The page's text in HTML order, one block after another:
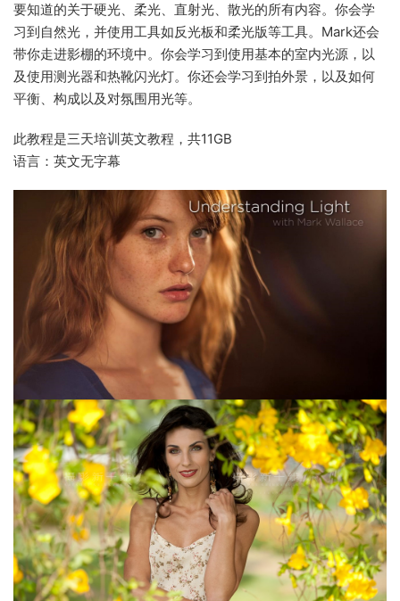
要知道的关于硬光、柔光、直射光、散光的所有内容。你会学
习到自然光，并使用工具如反光板和柔光版等工具。Mark还会
带你走进影棚的环境中。你会学习到使用基本的室内光源，以
及使用测光器和热靴闪光灯。你还会学习到拍外景，以及如何
平衡、构成以及对氛围用光等。
此教程是三天培训英文教程，共11GB
语言：英文无字幕